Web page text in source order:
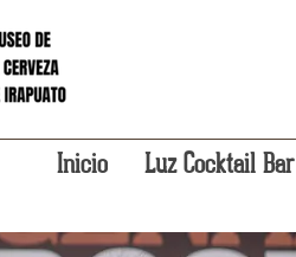
Inicio Luz Cocktail Bar